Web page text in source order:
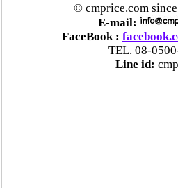
© cmprice.com
E-mail:
FaceBook :
TEL. 08-
Line id: